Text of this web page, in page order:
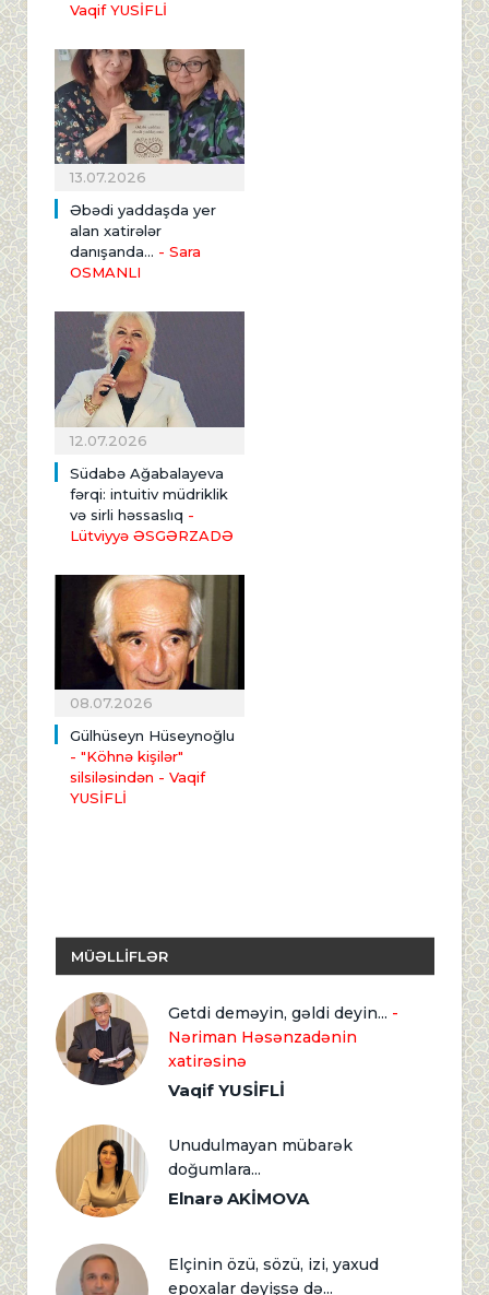
Vaqif YUSİFLİ
13.07.2026
Əbədi yaddaşda yer
alan xatirələr
danışanda... - Sara
OSMANLI
12.07.2026
Südabə Ağabalayeva
fərqi: intuitiv müdriklik
və sirli həssaslıq -
Lütviyyə ƏSGƏRZADƏ
08.07.2026
Gülhüseyn Hüseynoğlu
- "Köhnə kişilər"
silsiləsindən - Vaqif
YUSİFLİ
MÜƏLLİFLƏR
Getdi deməyin, gəldi deyin... -
Nəriman Həsənzadənin
xatirəsinə
Vaqif YUSİFLİ
Unudulmayan mübarək
doğumlara...
Elnarə AKİMOVA
Elçinin özü, sözü, izi, yaxud
epoxalar dəyişsə də...